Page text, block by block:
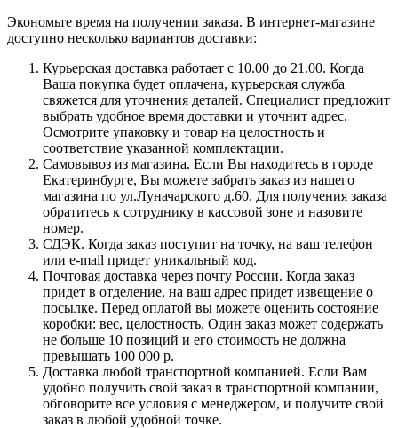
Экономьте время на получении заказа. В интернет-магазине
доступно несколько вариантов доставки:
Курьерская доставка работает с 10.00 до 21.00. Когда
Ваша покупка будет оплачена, курьерская служба
свяжется для уточнения деталей. Специалист предложит
выбрать удобное время доставки и уточнит адрес.
Осмотрите упаковку и товар на целостность и
соответствие указанной комплектации.
Самовывоз из магазина. Если Вы находитесь в городе
Екатеринбурге, Вы можете забрать заказ из нашего
магазина по ул.Луначарского д.60. Для получения заказа
обратитесь к сотруднику в кассовой зоне и назовите
номер.
СДЭК. Когда заказ поступит на точку, на ваш телефон
или e-mail придет уникальный код.
Почтовая доставка через почту России. Когда заказ
придет в отделение, на ваш адрес придет извещение о
посылке. Перед оплатой вы можете оценить состояние
коробки: вес, целостность. Один заказ может содержать
не больше 10 позиций и его стоимость не должна
превышать 100 000 р.
Доставка любой транспортной компанией. Если Вам
удобно получить свой заказ в транспортной компании,
обговорите все условия с менеджером, и получите свой
заказ в любой удобной точке.